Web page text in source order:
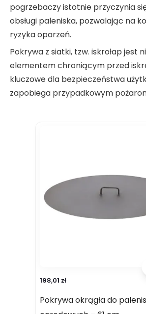
pogrzebaczy istotnie przyczynia
obsługi paleniska, pozwalając na
ryzyka oparzeń.
Pokrywa z siatki, tzw. iskrołap jest
elementem chroniącym przed
kluczowe dla bezpieczeństwa
zapobiega przypadkowym
198,01 zł
Pokrywa okrągła do